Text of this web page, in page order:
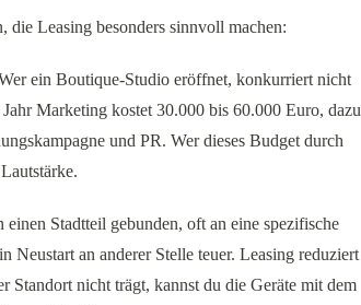
Leasing besonders sinnvoll machen:
ein Boutique-Studio eröffnet, konkurriert nicht
Marketing kostet 30.000 bis 60.000 Euro, dazu
und PR. Wer dieses Budget durch
Stadtteil gebunden, oft an eine spezifische
an anderer Stelle teuer. Leasing reduziert
Standort nicht trägt, kannst du die Geräte mit dem